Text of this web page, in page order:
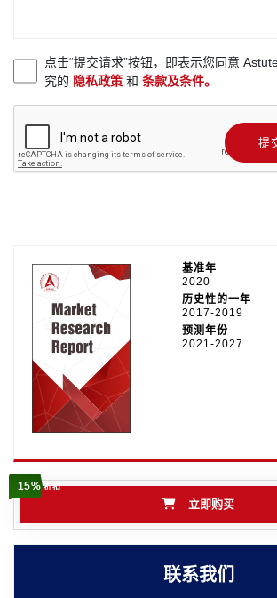
点击“提交请求”按钮，即表示您同意
究的 隐私政策 和条款及条件。
提
基准年
2020
历史性的一年
2017-2019
预测年份
2021-2027
15%折扣
立即购买
联系我们